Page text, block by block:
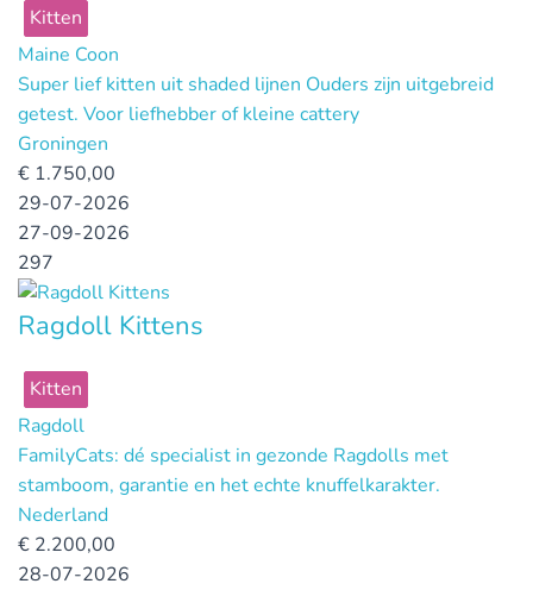
Kitten
Maine Coon
Super lief kitten uit shaded lijnen Ouders zijn uitgebreid
getest. Voor liefhebber of kleine cattery
Groningen
€ 1.750,00
29-07-2026
27-09-2026
297
Ragdoll Kittens
Kitten
Ragdoll
FamilyCats: dé specialist in gezonde Ragdolls met
stamboom, garantie en het echte knuffelkarakter.
Nederland
€ 2.200,00
28-07-2026